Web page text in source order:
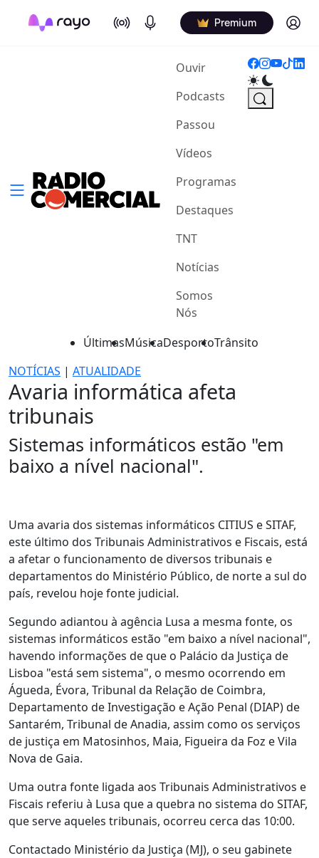
On Air Podcasts Premium Log in
Ouvir(current)
Podcasts
Passou
Vídeos
Programas
Destaques
TNT
Notícias
Somos
Nós
ÚltimasMúsicaDesportoTrânsito
NOTÍCIAS | ATUALIDADE
Avaria informática afeta
tribunais
Sistemas informáticos estão "em
baixo a nível nacional".
Uma avaria dos sistemas informáticos CITIUS e SITAF,
este último dos Tribunais Administrativos e Fiscais, está
a afetar o funcionamento de diversos tribunais e
departamentos do Ministério Público, de norte a sul do
país, revelou hoje fonte judicial.
Segundo adiantou à agência Lusa a mesma fonte, os
sistemas informáticos estão "em baixo a nível nacional",
havendo informações de que o Palácio da Justiça de
Lisboa "está sem sistema", o mesmo ocorrendo em
Águeda, Évora, Tribunal da Relação de Coimbra,
Departamento de Investigação e Ação Penal (DIAP) de
Santarém, Tribunal de Anadia, assim como os serviços
de justiça em Matosinhos, Maia, Figueira da Foz e Vila
Nova de Gaia.
Uma outra fonte ligada aos Tribunais Administrativos e
Fiscais referiu à Lusa que a quebra no sistema do SITAF,
que serve aqueles tribunais, ocorreu cerca das 10:00.
Contactado Ministério da Justiça (MJ), o seu gabinete